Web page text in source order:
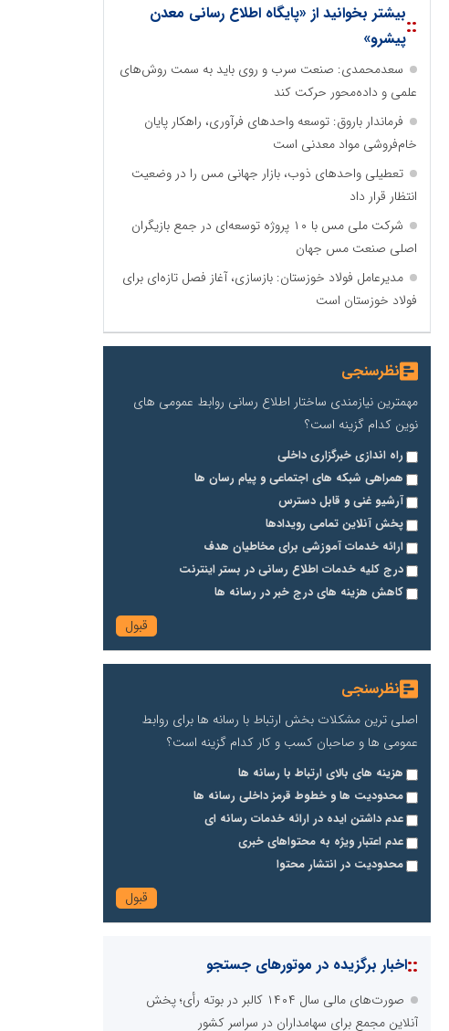
::بیشتر بخوانید از «پایگاه اطلاع رسانی معدن
پیشرو»
سعدمحمدی: صنعت سرب و روی باید به سمت روش‌های
علمی و داده‌محور حرکت کند
فرماندار باروق: توسعه واحدهای فرآوری، راهکار پایان
خام‌فروشی مواد معدنی است
تعطیلی واحدهای ذوب، بازار جهانی مس را در وضعیت
انتظار قرار داد
شرکت ملی مس با ۱۰ پروژه توسعه‌ای در جمع بازیگران
اصلی صنعت مس جهان
مدیرعامل فولاد خوزستان: بازسازی، آغاز فصل تازه‌ای برای
فولاد خوزستان است
نظرسنجی
مهمترین نیازمندی ساختار اطلاع رسانی روابط عمومی های
نوین کدام گزینه است؟
راه اندازی خبرگزاری داخلی
همراهی شبکه های اجتماعی و پیام رسان ها
آرشیو غنی و قابل دسترس
پخش آنلاین تمامی رویدادها
ارائه خدمات آموزشی برای مخاطیان هدف
درج کلیه خدمات اطلاع رسانی در بستر اینترنت
کاهش هزینه های درج خبر در رسانه ها
نظرسنجی
اصلی ترین مشکلات بخش ارتباط با رسانه ها برای روابط
عمومی ها و صاحبان کسب و کار کدام گزینه است؟
هزینه های بالای ارتباط با رسانه ها
محدودیت ها و خطوط قرمز داخلی رسانه ها
عدم داشتن ایده در ارائه خدمات رسانه ای
عدم اعتبار ویژه به محتواهای خبری
محدودیت در انتشار محتوا
::اخبار برگزیده در موتورهای جستجو
صورت‌های مالی سال ۱۴۰۴ کالبر در بوته رأی؛ پخش
آنلاین مجمع برای سهامداران در سراسر کشور